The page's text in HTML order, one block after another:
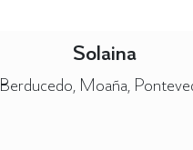
Solaina
Berducedo, Moaña,